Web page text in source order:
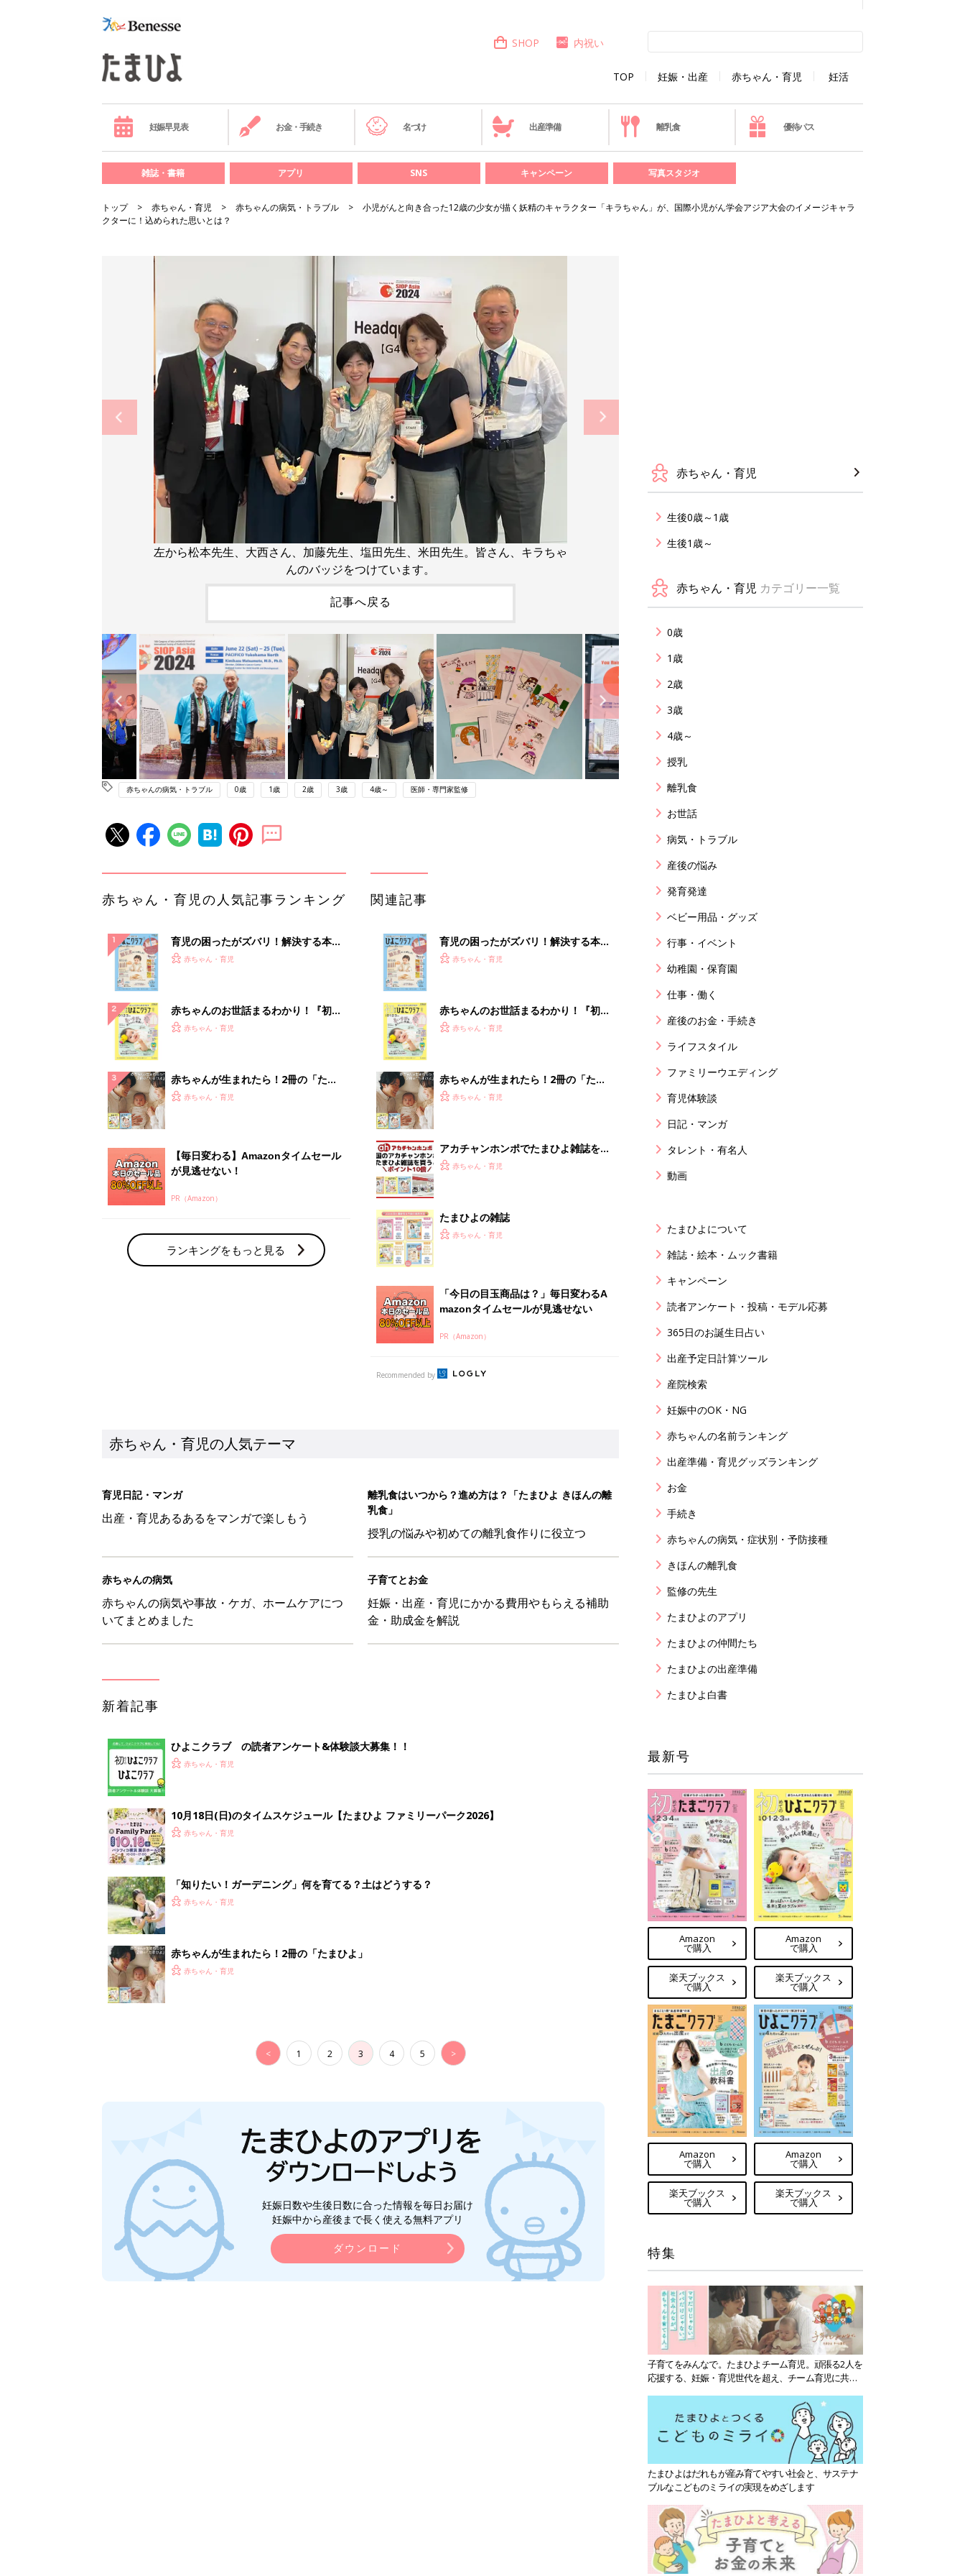
TOP 妊娠・出産 赤ちゃん・育児 妊活
SHOP 内祝い
妊娠早見表 お金・手続き 名づけ 出産準備 離乳食 優待パス
雑誌・書籍 アプリ SNS キャンペーン 写真スタジオ
トップ 赤ちゃん・育児 赤ちゃんの病気・トラブル
小児がんと向き合った12歳の少女が描く妖精のキャラクター「キラちゃん」が、国際小児がん学会アジア大会のイメージキャラ
クターに！込められた思いとは？
左から松本先生、大西さん、加藤先生、塩田先生、米田先生。皆さん、キラちゃ
んのバッジをつけています。
記事へ戻る
赤ちゃんの病気・トラブル 0歳 1歳 2歳 3歳 4歳～ 医師・専門家監修
赤ちゃん・育児の人気記事ランキング
育児の困ったがズバリ！解決する本
『ひよこクラブ 秋号』 4カ月～2才
赤ちゃん・育児
赤ちゃんのお世話まるわかり！『初め
てのひよこクラブ 夏号』〈巻頭大特
赤ちゃん・育児
赤ちゃんが生まれたら！2冊の「たま
ひよ」
赤ちゃん・育児
【毎日変わる】Amazonタイムセール
が見逃せない！
PR（Amazon）
ランキングをもっと見る
関連記事
育児の困ったがズバリ！解決する本
『ひよこクラブ 秋号』 4カ月～2才
赤ちゃん・育児
赤ちゃんのお世話まるわかり！『初め
てのひよこクラブ 夏号』〈巻頭大特
赤ちゃん・育児
赤ちゃんが生まれたら！2冊の「たま
ひよ」
赤ちゃん・育児
アカチャンホンポでたまひよ雑誌を買
うとポイント10倍【期間限定】
赤ちゃん・育児
たまひよの雑誌
赤ちゃん・育児
「今日の目玉商品は？」毎日変わるA
mazonタイムセールが見逃せない
PR（Amazon）
Recommended by
赤ちゃん・育児の人気テーマ
育児日記・マンガ
出産・育児あるあるをマンガで楽しもう
離乳食はいつから？進め方は？「たまひよ きほんの離
乳食」
授乳の悩みや初めての離乳食作りに役立つ
赤ちゃんの病気
赤ちゃんの病気や事故・ケガ、ホームケアにつ
いてまとめました
子育てとお金
妊娠・出産・育児にかかる費用やもらえる補助
金・助成金を解説
新着記事
ひよこクラブ の読者アンケート&体験談大募集！！
赤ちゃん・育児
10月18日(日)のタイムスケジュール【たまひよ ファミリーパーク2026】
赤ちゃん・育児
「知りたい！ガーデニング」何を育てる？土はどうする？
赤ちゃん・育児
赤ちゃんが生まれたら！2冊の「たまひよ」
赤ちゃん・育児
< 1 2 3 4 5 >
妊娠日数や生後日数に合った情報を毎日お届け
妊娠中から産後まで長く使える無料アプリ
ダウンロード
赤ちゃん・育児
生後0歳～1歳
生後1歳～
赤ちゃん・育児 カテゴリー一覧
0歳
1歳
2歳
3歳
4歳～
授乳
離乳食
お世話
病気・トラブル
産後の悩み
発育発達
ベビー用品・グッズ
行事・イベント
幼稚園・保育園
仕事・働く
産後のお金・手続き
ライフスタイル
ファミリーウエディング
育児体験談
日記・マンガ
タレント・有名人
動画
たまひよについて
雑誌・絵本・ムック書籍
キャンペーン
読者アンケート・投稿・モデル応募
365日のお誕生日占い
出産予定日計算ツール
産院検索
妊娠中のOK・NG
赤ちゃんの名前ランキング
出産準備・育児グッズランキング
お金
手続き
赤ちゃんの病気・症状別・予防接種
きほんの離乳食
監修の先生
たまひよのアプリ
たまひよの仲間たち
たまひよの出産準備
たまひよ白書
最新号
Amazon
で購入
楽天ブックス
で購入
Amazon
で購入
楽天ブックス
で購入
Amazon
で購入
楽天ブックス
で購入
Amazon
で購入
楽天ブックス
で購入
特集
子育てをみんなで。たまひよチーム育児。頑張る2人を
応援する、妊娠・育児世代を超え、チーム育児に共感
たまひよはだれもが産み育てやすい社会と、サステナ
ブルなこどものミライの実現をめざします